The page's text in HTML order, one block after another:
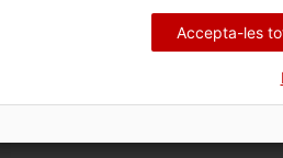
la col·laboració amb les
i accés a la nostra xarxa
incrementar el seu volum de vendes
de
Accepta-les